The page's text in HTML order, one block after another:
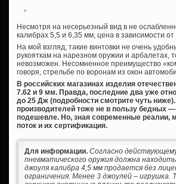
Несмотря на несерьезный вид в не
калибрах 5,5 и 6,35 мм, цена в зависимости
На мой взгляд, такие винтовки не очень
рукояткам на нарезном оружии и арбалетах,
невозможен. Несомненное преимущество
говоря, стрельбе по воронам из окон
В российских магазинах изделия
7.62 и 9 мм. Правда, последние два уже
до 25 Дж (подробности смотрите чуть
производителей тоже не в пользу бедных
подешевле. Но, зная современные реалии,
поток и их сертификация.
Для информации. Согласно
пневматического оружия должна
джоуля калибра 4,5 мм продается без
ограничения. Менее 3 джоулей –